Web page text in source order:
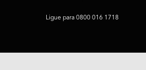
Ligue para 0800 016 1718